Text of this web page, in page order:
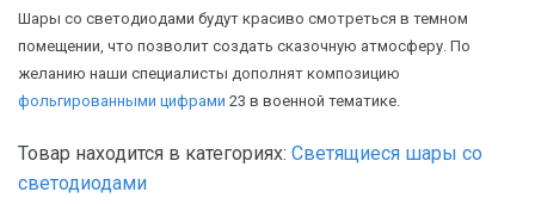
Шары со светодиодами будут красиво смотреться в темном
помещении, что позволит создать сказочную атмосферу. По
желанию наши специалисты дополнят композицию
фольгированными цифрами 23 в военной тематике.
Товар находится в категориях: Светящиеся шары со
светодиодами